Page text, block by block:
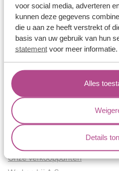
voor social media, adverteren
kunnen deze gegevens
die u aan ze heeft verstrekt of
basis van uw gebruik van hun
statementvoor meer informatie.
Alles
Details
Aller Spanninga
Historie
Certificaten
Blogs
Jouw voordelen
Conflictvrije Materialen
Oneindig veel mogelijkheden
Kwaliteit
Juweliers & Contact
Onze verkooppunten